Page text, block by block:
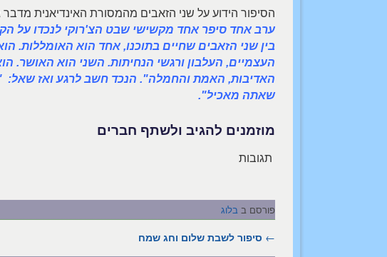
הסיפור הידוע על שני הזאבים מהמסורת האינדיאנית
ערב אחד סיפר אחד מקשישי שבט הצ'רוקי לנכדו על
בין שני הזאבים שחיים בתוכנו, אחד הוא
העצמיים, העלבון ורגשי הנחיתות. השני הוא
האדיבות, האמת והחמלה". הנכד חשב לרגע ואז שאל:
שאתה מאכיל".
מוזמנים להגיב ולשתף חברים
תגובות
פורסם ב בלוג
ניווט בפוסטים
← סיפור לשבת שלום וחג שמח